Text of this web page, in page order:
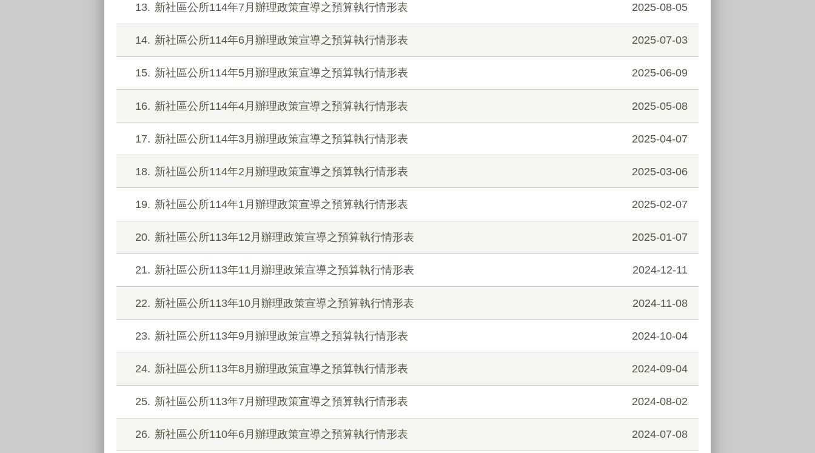
13 新社區公所114年7月辦理政策宣導之預算執行情形表 2025-08-05
14 新社區公所114年6月辦理政策宣導之預算執行情形表 2025-07-03
15 新社區公所114年5月辦理政策宣導之預算執行情形表 2025-06-09
16 新社區公所114年4月辦理政策宣導之預算執行情形表 2025-05-08
17 新社區公所114年3月辦理政策宣導之預算執行情形表 2025-04-07
18 新社區公所114年2月辦理政策宣導之預算執行情形表 2025-03-06
19 新社區公所114年1月辦理政策宣導之預算執行情形表 2025-02-07
20 新社區公所113年12月辦理政策宣導之預算執行情形表 2025-01-07
21 新社區公所113年11月辦理政策宣導之預算執行情形表 2024-12-11
22 新社區公所113年10月辦理政策宣導之預算執行情形表 2024-11-08
23 新社區公所113年9月辦理政策宣導之預算執行情形表 2024-10-04
24 新社區公所113年8月辦理政策宣導之預算執行情形表 2024-09-04
25 新社區公所113年7月辦理政策宣導之預算執行情形表 2024-08-02
26 新社區公所110年6月辦理政策宣導之預算執行情形表 2024-07-08